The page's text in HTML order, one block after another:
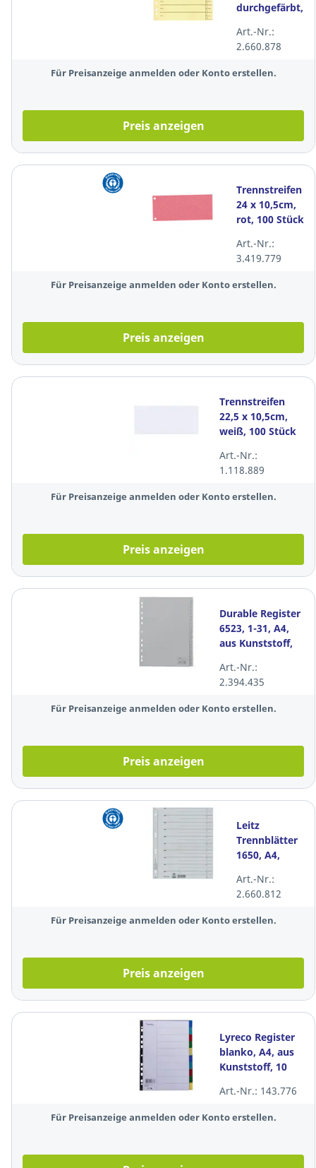
durchgefärbt,
Stück
Art.-Nr.:
2.660.878
Für Preisanzeige anmelden oder Konto erstellen.
Preis anzeigen
Trennstreifen
24 x 10,5cm,
rot, 100 Stück
Art.-Nr.:
3.419.779
Für Preisanzeige anmelden oder Konto erstellen.
Preis anzeigen
Trennstreifen
22,5 x 10,5cm,
weiß, 100 Stück
Art.-Nr.:
1.118.889
Für Preisanzeige anmelden oder Konto erstellen.
Preis anzeigen
Durable Register
6523, 1-31, A4,
aus Kunststoff,
Art.-Nr.:
2.394.435
Für Preisanzeige anmelden oder Konto erstellen.
Preis anzeigen
Leitz
Trennblätter
1650, A4,
Stück
Art.-Nr.:
2.660.812
Für Preisanzeige anmelden oder Konto erstellen.
Preis anzeigen
Lyreco Register
blanko, A4, aus
Kunststoff, 10
Art.-Nr.: 143.776
Für Preisanzeige anmelden oder Konto erstellen.